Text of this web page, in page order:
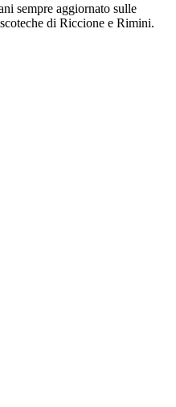
sempre aggiornato sulle
di Riccione e Rimini.